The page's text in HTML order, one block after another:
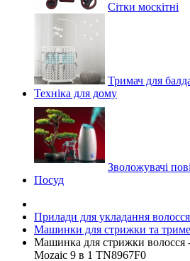
Сітки москітні
Тримач для
Техніка для дому
Зволожувачі
Посуд
Прилади для укладання волосся
Машинки для стрижки та
Машинка для стрижки волосся
Mozaic 9 в 1 TN8967F0